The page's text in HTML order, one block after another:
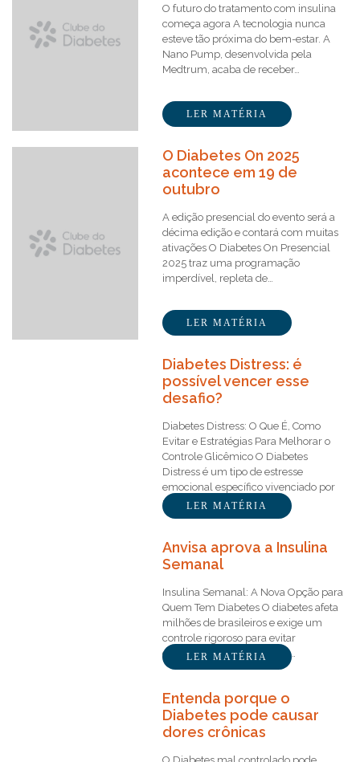
O futuro do tratamento com insulina
começa agora A tecnologia nunca
esteve tão próxima do bem-estar. A
Nano Pump, desenvolvida pela
Medtrum, acaba de receber…
LER MATÉRIA
O Diabetes On 2025
acontece em 19 de
outubro
A edição presencial do evento será a
décima edição e contará com muitas
ativações O Diabetes On Presencial
2025 traz uma programação
imperdível, repleta de…
LER MATÉRIA
Diabetes Distress: é
possível vencer esse
desafio?
Diabetes Distress: O Que É, Como
Evitar e Estratégias Para Melhorar o
Controle Glicêmico O Diabetes
Distress é um tipo de estresse
emocional específico vivenciado por
pessoas…LER MATÉRIA
Anvisa aprova a Insulina
Semanal
Insulina Semanal: A Nova Opção para
Quem Tem Diabetes O diabetes afeta
milhões de brasileiros e exige um
controle rigoroso para evitar
complicações graves. Para…
LER MATÉRIA
Entenda porque o
Diabetes pode causar
dores crônicas